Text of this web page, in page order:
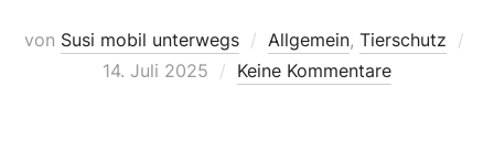
von Susi mobil unterwegs Allgemein, Tierschutz
14. Juli 2025 Keine Kommentare